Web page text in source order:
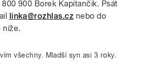
900 Borek Kapitančik. Psát
linka@rozhlas.cz nebo do
níže.
všechny. Mladší syn asi 3 roky.